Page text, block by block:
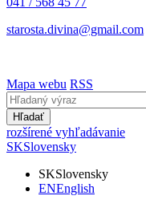
starosta.divina@gmail.com
Mapa webu RSS
Hľadať
rozšírené vyhľadávanie
SKSlovensky
SKSlovensky
ENEnglish